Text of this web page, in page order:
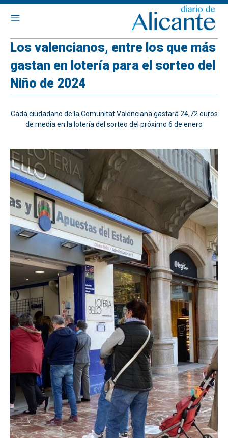
Los valencianos, entre los que más
gastan en lotería para el sorteo del
Niño de 2024
Cada ciudadano de la Comunitat Valenciana gastará 24,72 euros
de media en la lotería del sorteo del próximo 6 de enero